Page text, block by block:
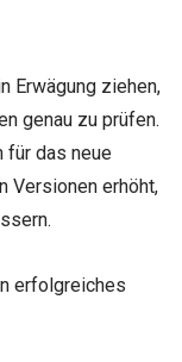
Erwägung ziehen,
genau zu prüfen.
für das neue
Versionen erhöht,
erfolgreiches